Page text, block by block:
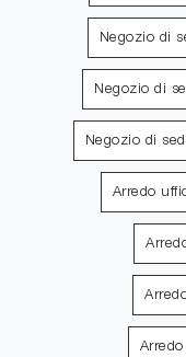
Negozio di
Negozio di
Negozio di
Arredo